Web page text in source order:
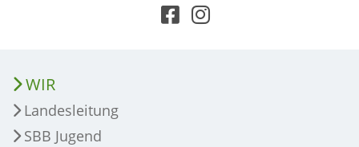
WIR
Landesleitung
SBB Jugend